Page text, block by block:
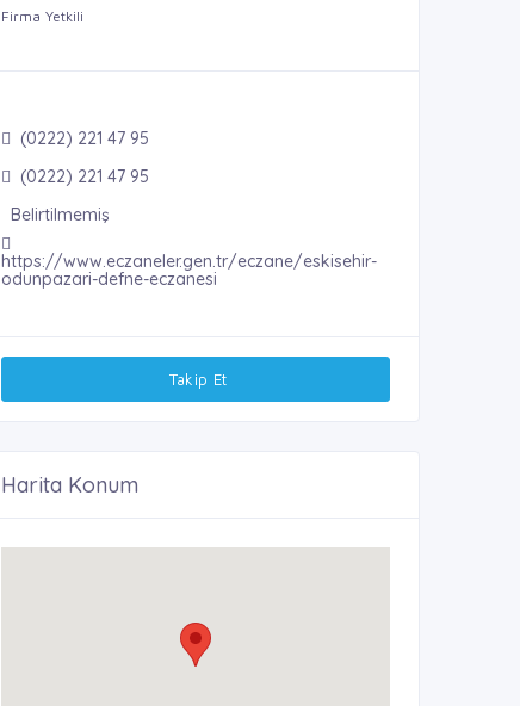
Firma Yetkili
(0222) 221 47 95
(0222) 221 47 95
Belirtilmemiş
https://www.eczaneler.gen.tr/eczane/eskisehir-
odunpazari-defne-eczanesi
Takip Et
Harita Konum